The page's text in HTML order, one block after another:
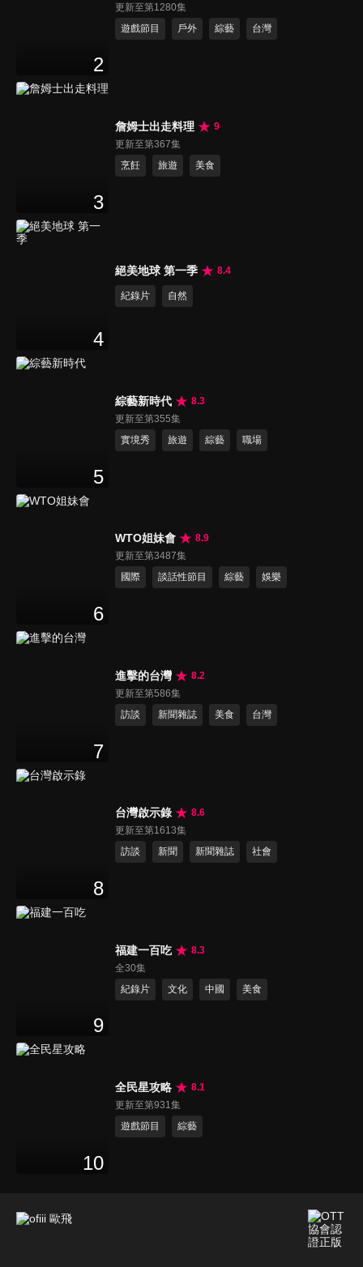
2
更新至第1280集
遊戲節目
戶外 綜藝 台灣
3
詹姆士出走料理
9
更新至第367集
烹飪
旅遊 美食
4
絕美地球 第一季 8.4
紀錄片 自然
5
綜藝新時代
8.3
更新至第355集
實境秀
旅遊 綜藝 職場
6
WTO姐妹會
8.9
更新至第3487集
國際
談話性節目 綜藝 娛樂
7
進擊的台灣
8.2
更新至第586集
訪談
新聞雜誌 美食 台灣
8
台灣啟示錄
8.6
更新至第1613集
訪談
新聞 新聞雜誌 社會
9
福建一百吃
8.3
全30集
紀錄片
文化 中國 美食
10
全民星攻略
8.1
更新至第931集
遊戲節目
綜藝